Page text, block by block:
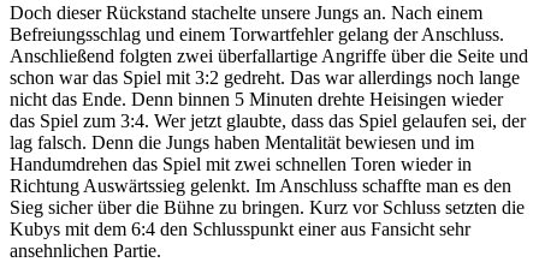
Doch dieser Rückstand stachelte unsere Jungs an. Nach einem
Befreiungsschlag und einem Torwartfehler gelang der Anschluss.
Anschließend folgten zwei überfallartige Angriffe über die Seite und
schon war das Spiel mit 3:2 gedreht. Das war allerdings noch lange
nicht das Ende. Denn binnen 5 Minuten drehte Heisingen wieder
das Spiel zum 3:4. Wer jetzt glaubte, dass das Spiel gelaufen sei, der
lag falsch. Denn die Jungs haben Mentalität bewiesen und im
Handumdrehen das Spiel mit zwei schnellen Toren wieder in
Richtung Auswärtssieg gelenkt. Im Anschluss schaffte man es den
Sieg sicher über die Bühne zu bringen. Kurz vor Schluss setzten die
Kubys mit dem 6:4 den Schlusspunkt einer aus Fansicht sehr
ansehnlichen Partie.